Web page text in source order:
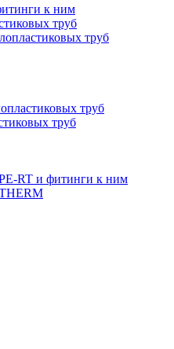
к ним
труб
труб
труб
труб
RT и фитинги к ним